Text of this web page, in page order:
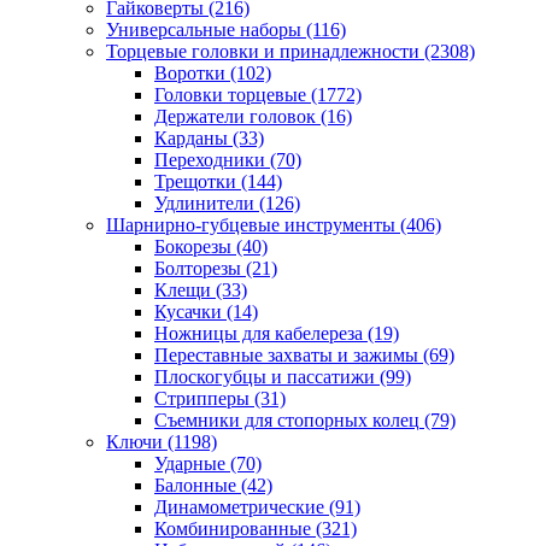
Гайковерты (216)
Универсальные наборы (116)
Торцевые головки и принадлежности (2308)
Воротки (102)
Головки торцевые (1772)
Держатели головок (16)
Карданы (33)
Переходники (70)
Трещотки (144)
Удлинители (126)
Шарнирно-губцевые инструменты (406)
Бокорезы (40)
Болторезы (21)
Клещи (33)
Кусачки (14)
Ножницы для кабелереза (19)
Переставные захваты и зажимы (69)
Плоскогубцы и пассатижи (99)
Стрипперы (31)
Съемники для стопорных колец (79)
Ключи (1198)
Ударные (70)
Балонные (42)
Динамометрические (91)
Комбинированные (321)